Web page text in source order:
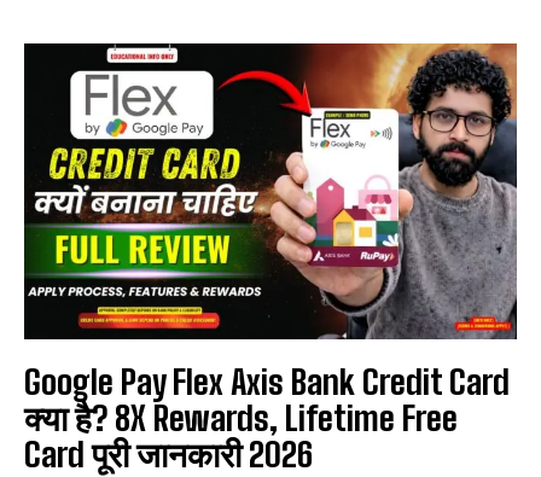
Google Pay Flex Axis Bank Credit Card
क्या है? 8X Rewards, Lifetime Free
Card पूरी जानकारी 2026